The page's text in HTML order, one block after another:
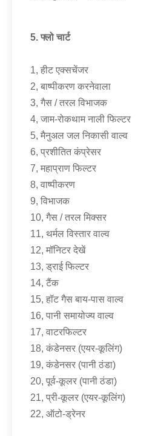
5. फ्लो चार्ट
1, हीट एक्सचेंजर
2, बाष्पीकरण करनेवाला
3, गैस / तरल विभाजक
4, जाम-रोकथाम नाली फिल्टर
5, मैनुअल जल निकासी वाल्व
6, प्रशीतित कंप्रेसर
7, महाप्राण फिल्टर
8, वाष्पीकरण
9, विभाजक
10, गैस / तरल मिक्सर
11, थर्मल विस्तार वाल्व
12, मॉनिटर देखें
13, ड्राई फिल्टर
14, टैंक
15, हॉट गैस बाय-पास वाल्व
16, पानी समायोज्य वाल्व
17, वाटरफिल्टर
18, कंडेनसर (एयर-कूलिंग)
19, कंडेनसर (पानी ठंडा)
20, पूर्व-कूलर (पानी ठंडा)
21, प्री-कूलर (एयर-कूलिंग)
22, ऑटो-ड्रेनर